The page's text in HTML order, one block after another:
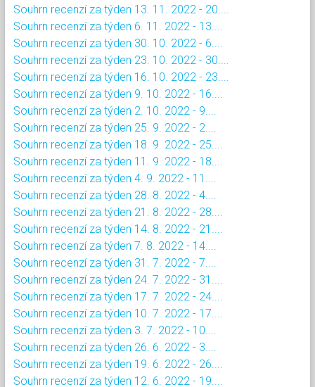
Souhrn recenzí za týden 13. 11. 2022 - 20....
Souhrn recenzí za týden 6. 11. 2022 - 13....
Souhrn recenzí za týden 30. 10. 2022 - 6....
Souhrn recenzí za týden 23. 10. 2022 - 30....
Souhrn recenzí za týden 16. 10. 2022 - 23....
Souhrn recenzí za týden 9. 10. 2022 - 16....
Souhrn recenzí za týden 2. 10. 2022 - 9....
Souhrn recenzí za týden 25. 9. 2022 - 2....
Souhrn recenzí za týden 18. 9. 2022 - 25....
Souhrn recenzí za týden 11. 9. 2022 - 18....
Souhrn recenzí za týden 4. 9. 2022 - 11....
Souhrn recenzí za týden 28. 8. 2022 - 4....
Souhrn recenzí za týden 21. 8. 2022 - 28....
Souhrn recenzí za týden 14. 8. 2022 - 21....
Souhrn recenzí za týden 7. 8. 2022 - 14....
Souhrn recenzí za týden 31. 7. 2022 - 7....
Souhrn recenzí za týden 24. 7. 2022 - 31....
Souhrn recenzí za týden 17. 7. 2022 - 24....
Souhrn recenzí za týden 10. 7. 2022 - 17....
Souhrn recenzí za týden 3. 7. 2022 - 10....
Souhrn recenzí za týden 26. 6. 2022 - 3....
Souhrn recenzí za týden 19. 6. 2022 - 26....
Souhrn recenzí za týden 12. 6. 2022 - 19....